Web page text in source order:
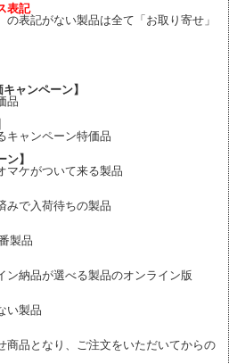
表記
の表記がない製品は全て「お取り寄せ」
ャンペーン】
品
キャンペーン特価品
ン】
マケがついて来る製品
みで入荷待ちの製品
製品
ン納品が選べる製品のオンライン版
い製品
商品となり、ご注文をいただいてからの